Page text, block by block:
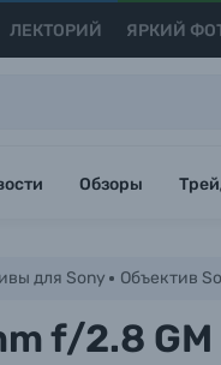
ЛЕКТОРИЙ ЯРКИЙ
Обзоры
для Sony Объектив
f/2.8 GM